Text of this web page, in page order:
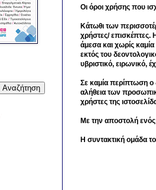
Οι όροι χρήσης που
Κάτωθι των
χρήστες/ επισκέπτες.
άμεσα και χωρίς
εκτός του
υβριστικό, ειρωνικό,
Σε καμία περίπτωση ο
αλήθεια των
χρήστες της
Με την αποστολή
Η συντακτική ομάδα